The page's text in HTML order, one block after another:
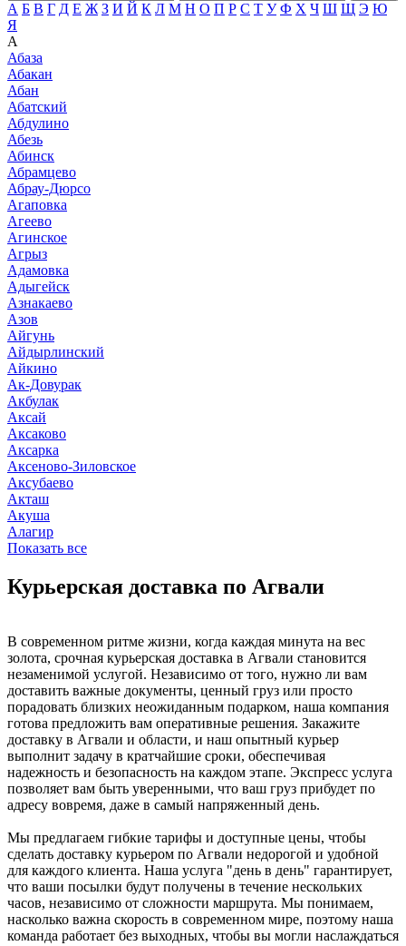
А Б В Г Д Е Ж З И Й К Л М Н О П Р С Т У Ф Х Ч Ш Щ Э Ю
Я
А
Абаза
Абакан
Абан
Абатский
Абдулино
Абезь
Абинск
Абрамцево
Абрау-Дюрсо
Агаповка
Агеево
Агинское
Агрыз
Адамовка
Адыгейск
Азнакаево
Азов
Айгунь
Айдырлинский
Айкино
Ак-Довурак
Акбулак
Аксай
Аксаково
Аксарка
Аксеново-Зиловское
Аксубаево
Акташ
Акуша
Алагир
Показать все
Курьерская доставка по Агвали
В современном ритме жизни, когда каждая минута на вес
золота, срочная курьерская доставка в Агвали становится
незаменимой услугой. Независимо от того, нужно ли вам
доставить важные документы, ценный груз или просто
порадовать близких неожиданным подарком, наша компания
готова предложить вам оперативные решения. Закажите
доставку в Агвали и области, и наш опытный курьер
выполнит задачу в кратчайшие сроки, обеспечивая
надежность и безопасность на каждом этапе. Экспресс услуга
позволяет вам быть уверенными, что ваш груз прибудет по
адресу вовремя, даже в самый напряженный день.
Мы предлагаем гибкие тарифы и доступные цены, чтобы
сделать доставку курьером по Агвали недорогой и удобной
для каждого клиента. Наша услуга "день в день" гарантирует,
что ваши посылки будут получены в течение нескольких
часов, независимо от сложности маршрута. Мы понимаем,
насколько важна скорость в современном мире, поэтому наша
команда работает без выходных, чтобы вы могли наслаждаться